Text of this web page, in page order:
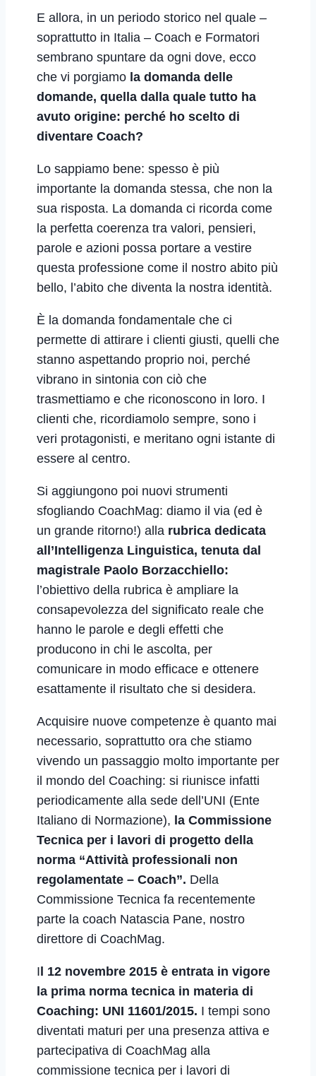
E allora, in un periodo storico nel quale –
soprattutto in Italia – Coach e Formatori
sembrano spuntare da ogni dove, ecco
che vi porgiamo la domanda delle
domande, quella dalla quale tutto ha
avuto origine: perché ho scelto di
diventare Coach?
Lo sappiamo bene: spesso è più
importante la domanda stessa, che non la
sua risposta. La domanda ci ricorda come
la perfetta coerenza tra valori, pensieri,
parole e azioni possa portare a vestire
questa professione come il nostro abito più
bello, l’abito che diventa la nostra identità.
È la domanda fondamentale che ci
permette di attirare i clienti giusti, quelli che
stanno aspettando proprio noi, perché
vibrano in sintonia con ciò che
trasmettiamo e che riconoscono in loro. I
clienti che, ricordiamolo sempre, sono i
veri protagonisti, e meritano ogni istante di
essere al centro.
Si aggiungono poi nuovi strumenti
sfogliando CoachMag: diamo il via (ed è
un grande ritorno!) alla rubrica dedicata
all’Intelligenza Linguistica, tenuta dal
magistrale Paolo Borzacchiello:
l’obiettivo della rubrica è ampliare la
consapevolezza del significato reale che
hanno le parole e degli effetti che
producono in chi le ascolta, per
comunicare in modo efficace e ottenere
esattamente il risultato che si desidera.
Acquisire nuove competenze è quanto mai
necessario, soprattutto ora che stiamo
vivendo un passaggio molto importante per
il mondo del Coaching: si riunisce infatti
periodicamente alla sede dell’UNI (Ente
Italiano di Normazione), la Commissione
Tecnica per i lavori di progetto della
norma “Attività professionali non
regolamentate – Coach”. Della
Commissione Tecnica fa recentemente
parte la coach Natascia Pane, nostro
direttore di CoachMag.
I l 12 novembre 2015 è entrata in vigore
la prima norma tecnica in materia di
Coaching: UNI 11601/2015. I tempi sono
diventati maturi per una presenza attiva e
partecipativa di CoachMag alla
commissione tecnica per i lavori di